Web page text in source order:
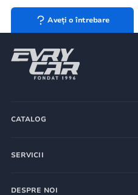
Aveți o întrebare
CATALOG
SERVICII
DESPRE NOI